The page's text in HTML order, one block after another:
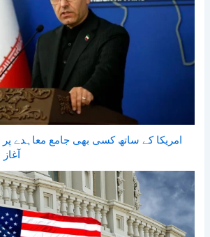
امریکا کے ساتھ کسی بھی جامع معاہدے پر